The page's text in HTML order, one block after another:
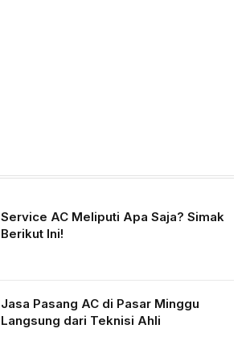
Service AC Meliputi Apa Saja? Simak
Berikut Ini!
Jasa Pasang AC di Pasar Minggu
Langsung dari Teknisi Ahli